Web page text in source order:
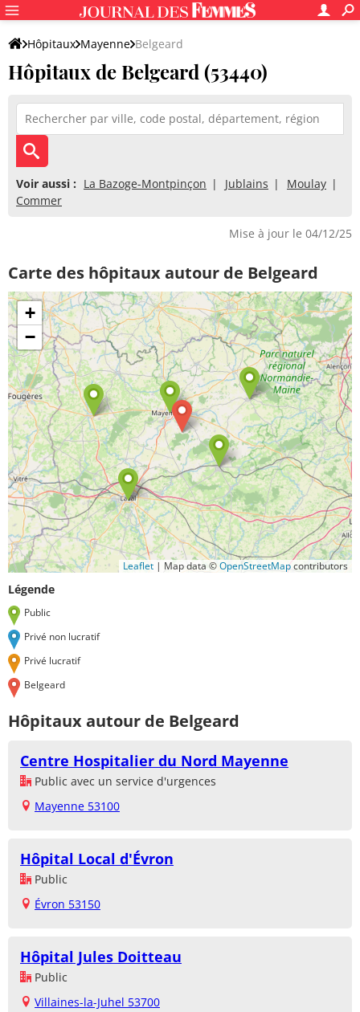
Hôpitaux Mayenne Belgeard
Hôpitaux de Belgeard (53440)
Voir aussi : La Bazoge-Montpinçon Jublains
Moulay
Commer
Mise à jour le 04/12/25
Carte des hôpitaux autour de Belgeard
+
−
Leaflet | Map data ©OpenStreetMapcontributors
Légende
Public
Privé non lucratif
Privé lucratif
Belgeard
Hôpitaux autour de Belgeard
Centre Hospitalier du Nord Mayenne
Public avec un service d'urgences
Mayenne 53100
Hôpital Local d'Évron
Public
Évron 53150
Hôpital Jules Doitteau
Public
Villaines-la-Juhel 53700